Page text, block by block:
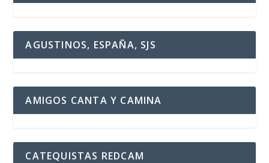
AGUSTINOS, ESPAÑA, SJS
AMIGOS CANTA Y CAMINA
CATEQUISTAS REDCAM